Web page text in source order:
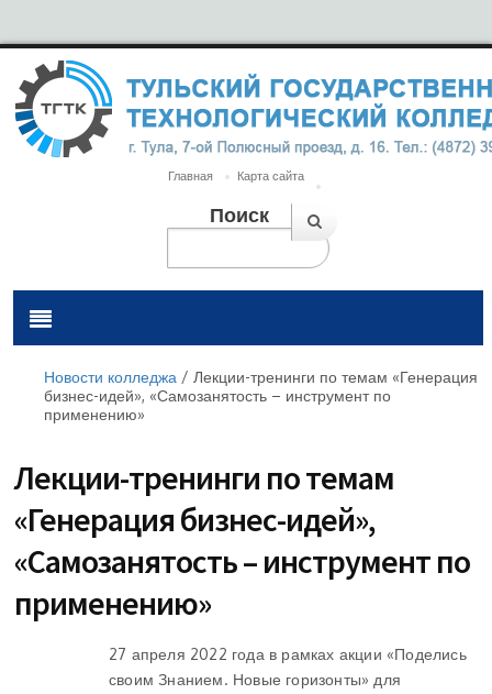
Главная Карта сайта
Поиск
Новости колледжа / Лекции-тренинги по темам «Генерация
бизнес-идей», «Самозанятость – инструмент по
применению»
Лекции-тренинги по темам
«Генерация бизнес-идей»,
«Самозанятость – инструмент по
применению»
27 апреля 2022 года в рамках акции «Поделись
своим Знанием. Новые горизонты» для